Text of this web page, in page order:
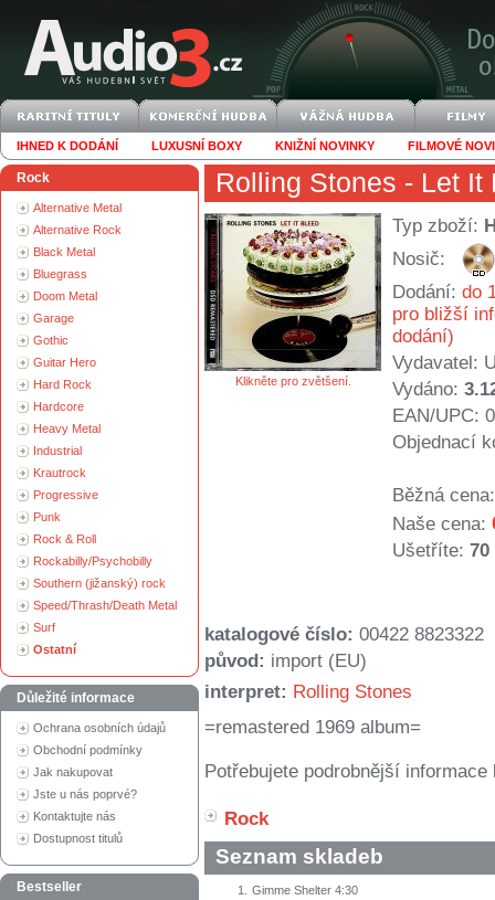
IHNED K DODÁNÍ LUXUSNÍ BOXY KNIŽNÍ NOVINKY FILMOVÉ
Rock
Alternative Metal
Alternative Rock
Black Metal
Bluegrass
Doom Metal
Garage
Gothic
Guitar Hero
Hard Rock
Hardcore
Heavy Metal
Industrial
Krautrock
Progressive
Punk
Rock & Roll
Rockabilly/Psychobilly
Southern (jižanský) rock
Speed/Thrash/Death Metal
Surf
Ostatní
Důležité informace
Ochrana osobních údajů
Obchodní podmínky
Jak nakupovat
Jste u nás poprvé?
Kontaktujte nás
Dostupnost titulů
Bestseller
Rolling Stones - Let It
Klikněte pro zvětšení.
Typ zboží:
Nosič:
Dodání: do
pro bližší
dodání)
Vydavatel:
Vydáno:
EAN/UPC:
Objednací
Běžná cena:
Naše cena:
Ušetříte: 70
katalogové číslo: 00422 8823322
původ: import (EU)
interpret: Rolling Stones
=remastered 1969 album=
Potřebujete podrobnější
Rock
Seznam skladeb
1.
Gimme Shelter 4:30